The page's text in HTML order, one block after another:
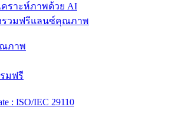
ราะห์ภาพด้วย AI
ภาพ